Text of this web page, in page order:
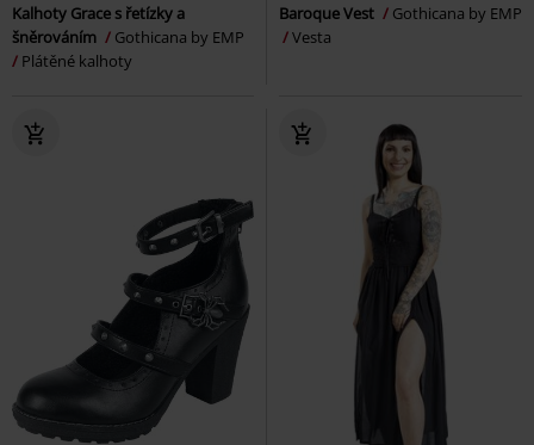
Kalhoty Grace s řetízky a
šněrováním
Gothicana by EMP
Plátěné kalhoty
Baroque Vest
Gothicana by EMP
Vesta